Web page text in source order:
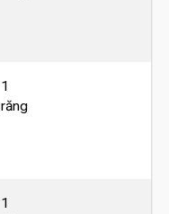
1
răng
1